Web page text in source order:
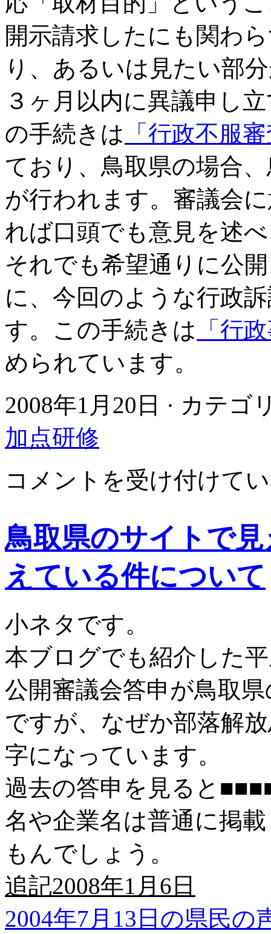
開示請求したにも関わ
り、あるいは見たい部
３ヶ月以内に異議申し
の手続きは 「行政不服
ており、鳥取県の場合
が行われます。審議会
れば口頭でも意見を述
それでも希望通りに公
に、今回のような行政
す。この手続きは 「行
められています。
2008年1月20日 · カテゴ
加点研修
公
開
例
の
方
は
コメントを受け付けて
鳥取県のサイトで
えている件について
小ネタです。
本ブログでも紹介した
公開審議会答申が鳥取
ですが、なぜか部落解
字になっています。
過去の答申を見ると
名や企業名は普通に掲
もんでしょう。
追記2008年1月6日
2004年7月13日の県民の